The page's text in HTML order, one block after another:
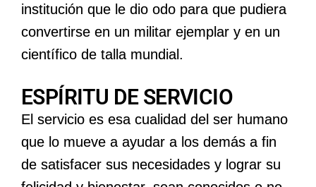
institución que le dio odo para que pudiera
convertirse en un militar ejemplar y en un
científico de talla mundial.
ESPÍRITU DE SERVICIO
El servicio es esa cualidad del ser humano
que lo mueve a ayudar a los demás a fin
de satisfacer sus necesidades y lograr su